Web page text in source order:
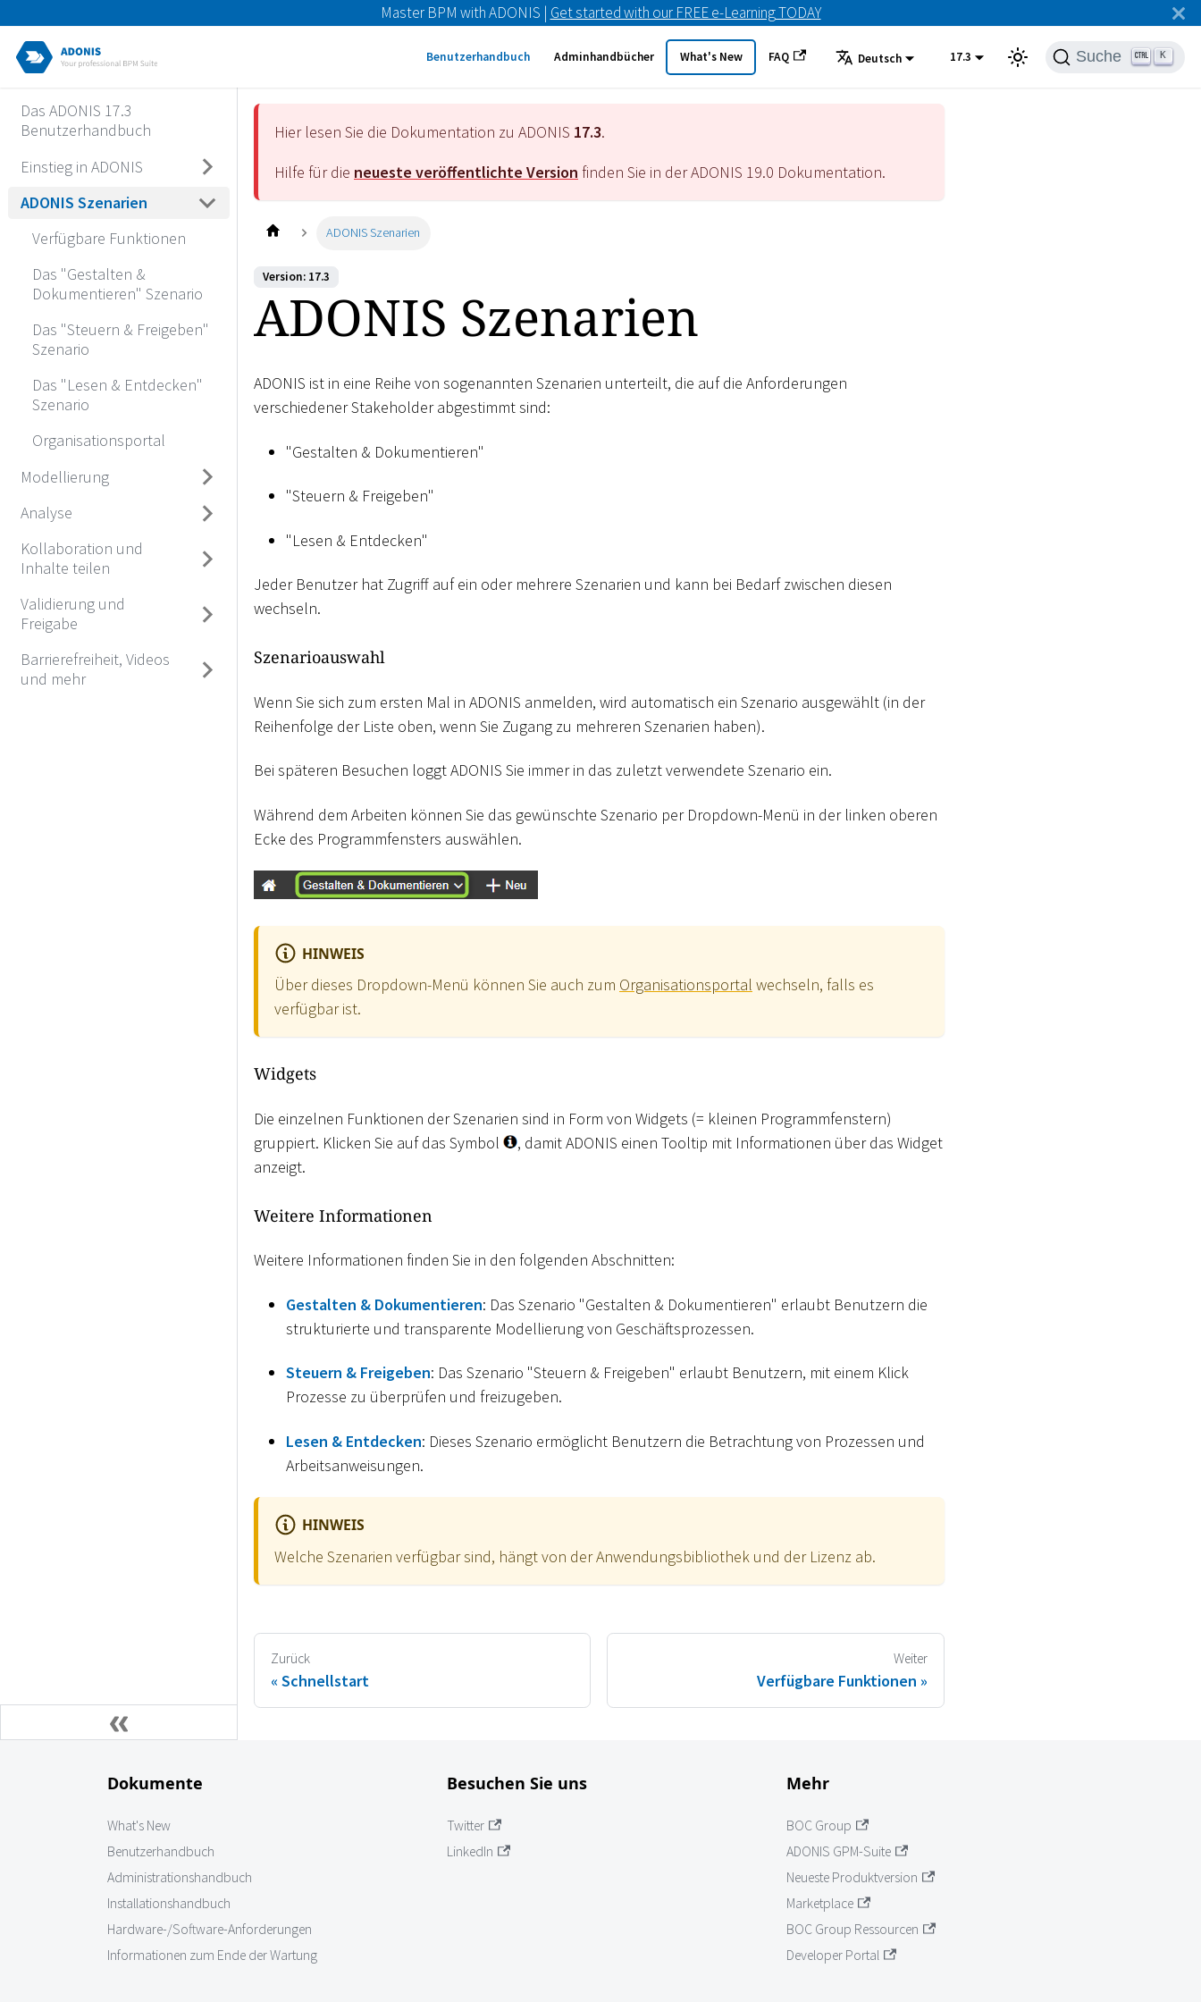
Master BPM with ADONIS | Get started with our FREE e-Learning TODAY
Benutzerhandbuch Adminhandbücher What's New FAQ Deutsch 17.3 Suche K
Das ADONIS 17.3
Benutzerhandbuch
Einstieg in ADONIS
ADONIS Szenarien
Verfügbare Funktionen
Das "Gestalten &
Dokumentieren" Szenario
Das "Steuern & Freigeben"
Szenario
Das "Lesen & Entdecken"
Szenario
Organisationsportal
Modellierung
Analyse
Kollaboration und
Inhalte teilen
Validierung und
Freigabe
Barrierefreiheit, Videos
und mehr
Hier lesen Sie die Dokumentation zu ADONIS 17.3.
Hilfe für die neueste veröffentlichte Version finden Sie in der ADONIS 19.0 Dokumentation.
ADONIS Szenarien
Version: 17.3
ADONIS Szenarien
ADONIS ist in eine Reihe von sogenannten Szenarien unterteilt, die auf die Anforderungen
verschiedener Stakeholder abgestimmt sind:
"Gestalten & Dokumentieren"
"Steuern & Freigeben"
"Lesen & Entdecken"
Jeder Benutzer hat Zugriff auf ein oder mehrere Szenarien und kann bei Bedarf zwischen diesen
wechseln.
Szenarioauswahl
Wenn Sie sich zum ersten Mal in ADONIS anmelden, wird automatisch ein Szenario ausgewählt (in der
Reihenfolge der Liste oben, wenn Sie Zugang zu mehreren Szenarien haben).
Bei späteren Besuchen loggt ADONIS Sie immer in das zuletzt verwendete Szenario ein.
Während dem Arbeiten können Sie das gewünschte Szenario per Dropdown-Menü in der linken oberen
Ecke des Programmfensters auswählen.
HINWEIS
Über dieses Dropdown-Menü können Sie auch zum Organisationsportal wechseln, falls es
verfügbar ist.
Widgets
Die einzelnen Funktionen der Szenarien sind in Form von Widgets (= kleinen Programmfenstern)
gruppiert. Klicken Sie auf das Symbol
, damit ADONIS einen Tooltip mit Informationen über das Widget
anzeigt.
Weitere Informationen
Weitere Informationen finden Sie in den folgenden Abschnitten:
Gestalten & Dokumentieren: Das Szenario "Gestalten & Dokumentieren" erlaubt Benutzern die
strukturierte und transparente Modellierung von Geschäftsprozessen.
Steuern & Freigeben: Das Szenario "Steuern & Freigeben" erlaubt Benutzern, mit einem Klick
Prozesse zu überprüfen und freizugeben.
Lesen & Entdecken: Dieses Szenario ermöglicht Benutzern die Betrachtung von Prozessen und
Arbeitsanweisungen.
HINWEIS
Welche Szenarien verfügbar sind, hängt von der Anwendungsbibliothek und der Lizenz ab.
Zurück
Schnellstart
Weiter
Verfügbare Funktionen
Dokumente
What's New
Benutzerhandbuch
Administrationshandbuch
Installationshandbuch
Hardware-/Software-Anforderungen
Informationen zum Ende der Wartung
Besuchen Sie uns
Twitter
LinkedIn
Mehr
BOC Group
ADONIS GPM-Suite
Neueste Produktversion
Marketplace
BOC Group Ressourcen
Developer Portal